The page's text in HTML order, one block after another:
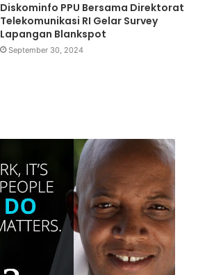
Diskominfo PPU Bersama Direktorat
Telekomunikasi RI Gelar Survey
Lapangan Blankspot
September 30, 2024